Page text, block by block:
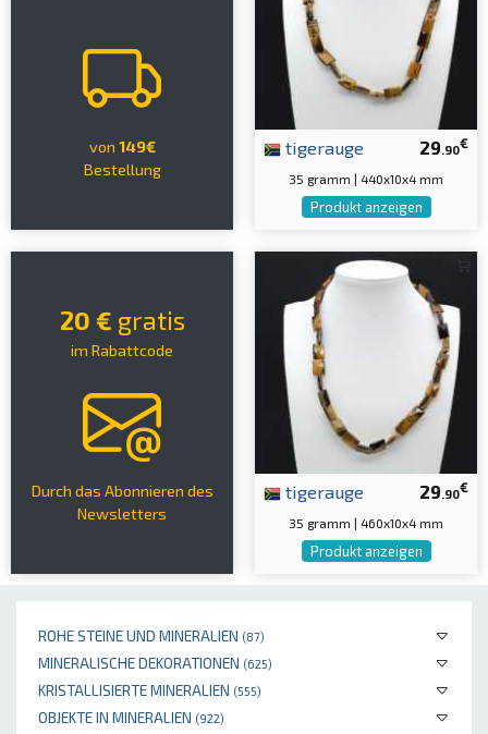
ROHE STEINE UND MINERALIEN (87)
MINERALISCHE DEKORATIONEN (625)
KRISTALLISIERTE MINERALIEN (555)
OBJEKTE IN MINERALIEN (922)
von 149€
Bestellung
29.90€
tigerauge
35 gramm | 440x10x4 mm
Produkt anzeigen
20 € gratis
im Rabattcode
Durch das Abonnieren des
Newsletters
29.90€
tigerauge
35 gramm | 460x10x4 mm
Produkt anzeigen